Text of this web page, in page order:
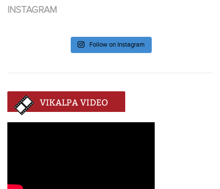
INSTAGRAM
Follow on Instagram